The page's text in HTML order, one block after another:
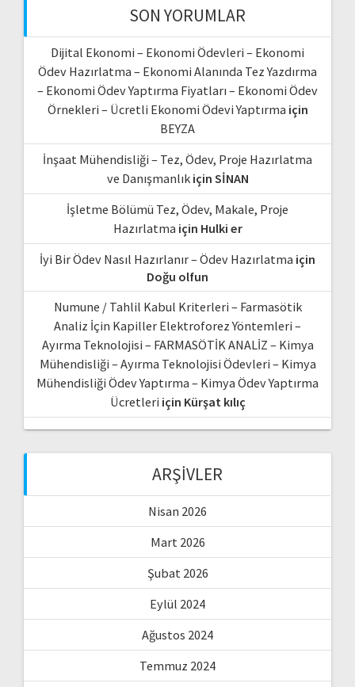
SON YORUMLAR
Dijital Ekonomi – Ekonomi Ödevleri – Ekonomi
Ödev Hazırlatma – Ekonomi Alanında Tez Yazdırma
– Ekonomi Ödev Yaptırma Fiyatları – Ekonomi Ödev
Örnekleri – Ücretli Ekonomi Ödevi Yaptırma için
BEYZA
İnşaat Mühendisliği – Tez, Ödev, Proje Hazırlatma
ve Danışmanlıkiçin SİNAN
İşletme Bölümü Tez, Ödev, Makale, Proje
Hazırlatma için Hulki er
İyi Bir Ödev Nasıl Hazırlanır – Ödev Hazırlatma için
Doğu olfun
Numune / Tahlil Kabul Kriterleri – Farmasötik
Analiz İçin Kapiller Elektroforez Yöntemleri –
Ayırma Teknolojisi – FARMASÖTİK ANALİZ – Kimya
Mühendisliği – Ayırma Teknolojisi Ödevleri – Kimya
Mühendisliği Ödev Yaptırma – Kimya Ödev Yaptırma
Ücretleri için Kürşat kılıç
ARŞIVLER
Nisan 2026
Mart 2026
Şubat 2026
Eylül 2024
Ağustos 2024
Temmuz 2024